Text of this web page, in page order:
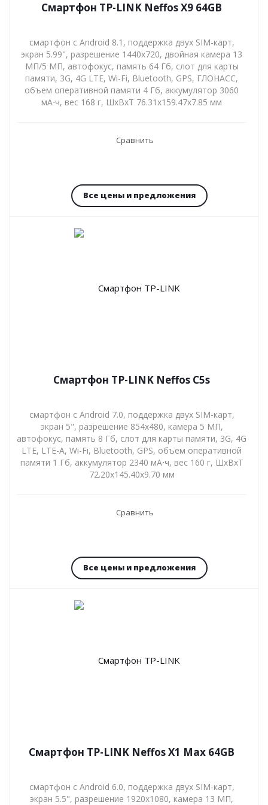
Смартфон TP-LINK Neffos X9 64GB
смартфон с Android 8.1, поддержка двух SIM-карт,
экран 5.99", разрешение 1440x720, двойная камера 13
МП/5 МП, автофокус, память 64 Гб, слот для карты
памяти, 3G, 4G LTE, Wi-Fi, Bluetooth, GPS, ГЛОНАСС,
объем оперативной памяти 4 Гб, аккумулятор 3060
мА⋅ч, вес 168 г, ШxВxТ 76.31x159.47x7.85 мм
Сравнить
Все цены и предложения
Смартфон TP-LINK Neffos C5s
смартфон с Android 7.0, поддержка двух SIM-карт,
экран 5", разрешение 854x480, камера 5 МП,
автофокус, память 8 Гб, слот для карты памяти, 3G, 4G
LTE, LTE-A, Wi-Fi, Bluetooth, GPS, объем оперативной
памяти 1 Гб, аккумулятор 2340 мА⋅ч, вес 160 г, ШxВxТ
72.20x145.40x9.70 мм
Сравнить
Все цены и предложения
Смартфон TP-LINK Neffos X1 Max 64GB
смартфон с Android 6.0, поддержка двух SIM-карт,
экран 5.5", разрешение 1920x1080, камера 13 МП,